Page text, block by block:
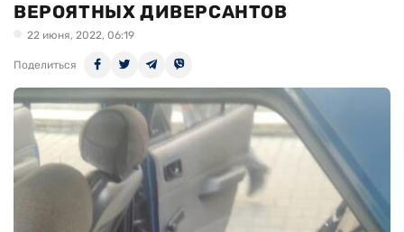
ВЕРОЯТНЫХ ДИВЕРСАНТОВ
22 июня, 2022, 06:19
Поделиться